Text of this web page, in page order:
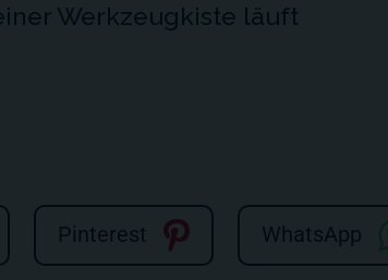
Werkzeugkiste läuft
Pinterest WhatsApp